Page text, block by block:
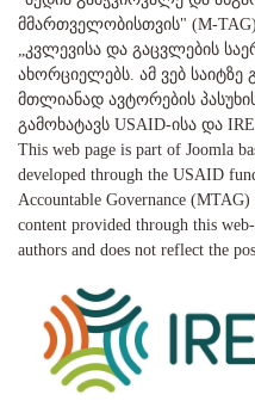
მმართველობისთვის" (M-
„კვლევისა და გაცვლების
ახორციელებს. ამ ვებ საიტზე
მთლიანად ავტორების
გამოხატავს USAID-ისა და
This web page is part of Joomla
developed through the USAID
Accountable Governance
content provided through this
authors and does not reflect the